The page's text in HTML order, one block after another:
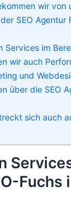
wir von
SEO Agentur
Services im
wir auch
und
über die SEO
sich auch
Fuchs